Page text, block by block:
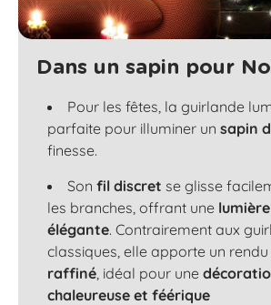
Dans un sapin pour
Pour les fêtes, la guirlande
parfaite pour illuminer un sapin
finesse.
Son fil discret se glisse
les branches , offrant une
élégante. Contrairement aux
classiques, elle apporte un
raffiné , idéal pour une
chaleureuse et féérique